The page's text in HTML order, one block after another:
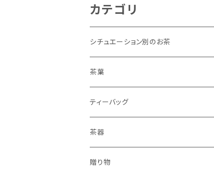
カテゴリ
シチュエーション別のお茶
リラックスしたいとき
勉強や仕事に集中したいとき
普段使い、毎日のお茶
家族だんらんのお茶
茶葉
深むし緑茶
平袋
２００ｇ（平袋よりお得）
ほうじ茶
抹茶入玄米茶
ティーバッグ
温かいお茶
冷たいお茶
茶器
水出し専用ボトル【フィルターインボトル】
贈り物